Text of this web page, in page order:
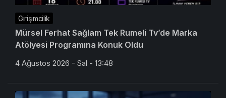
Girişimcilik
Mürsel Ferhat Sağlam Tek Rumeli Tv’de Marka
Atölyesi Programına Konuk Oldu
4 Ağustos 2026 - Sal - 13:48